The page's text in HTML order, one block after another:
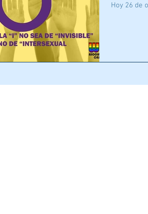
Hoy 26 de